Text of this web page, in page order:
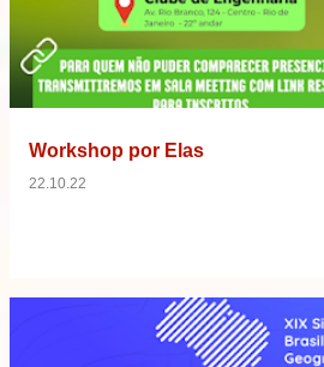
Workshop por Elas
22.10.22